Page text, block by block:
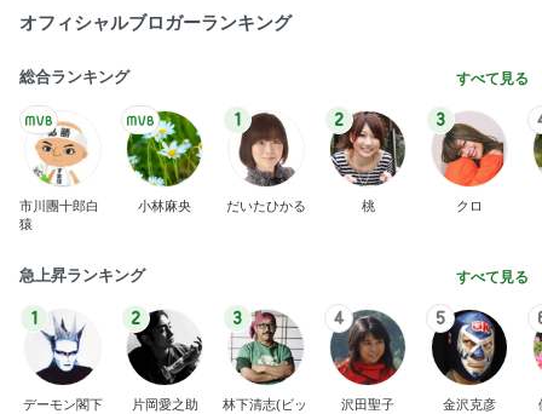
オフィシャルブロガーランキング
総合ランキング すべて見る
市川團十郎白
猿
小林麻央
1
だいたひかる
2
桃
3
クロ
急上昇ランキング すべて見る
1
デーモン閣下
2
片岡愛之助
3
林下清志(ビッ
4
沢田聖子
5
金沢克彦